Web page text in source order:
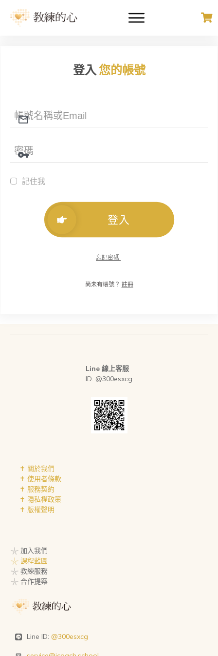
登入您的帳號
記住我
登入
忘記密碼
尚未有帳號？ 註冊
Line 線上客服
ID: @300esxcg
✝︎ 關於我們
✝︎ 使用者條款
✝︎ 服務契約
✝︎ 隱私權政策
✝︎ 版權聲明
𓇼 加入我們
𓇼 課程藍圖
𓇼 教練服務
𓇼 合作提案
Line ID: @300esxcg